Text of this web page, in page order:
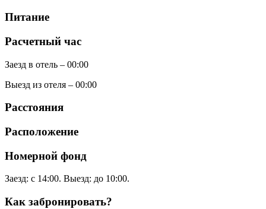
Питание
Расчетный час
Заезд в отель – 00:00
Выезд из отеля – 00:00
Расстояния
Расположение
Номерной фонд
Заезд: с 14:00. Выезд: до 10:00.
Как забронировать?